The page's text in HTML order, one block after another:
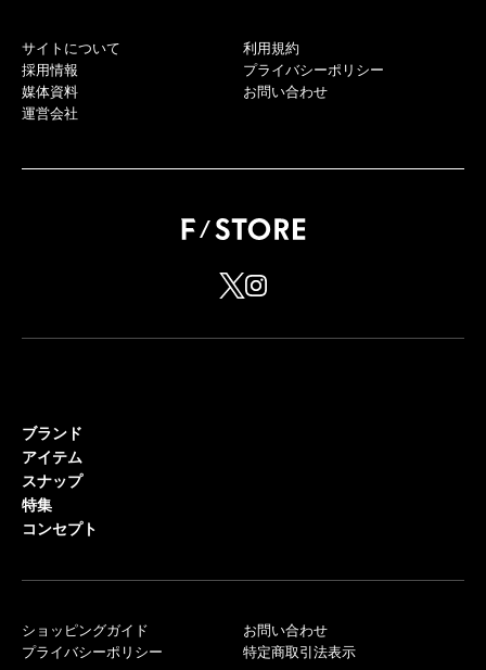
サイトについて
採用情報
媒体資料
運営会社
利用規約
プライバシーポリシー
お問い合わせ
ブランド
アイテム
スナップ
特集
コンセプト
ショッピングガイド
プライバシーポリシー
お問い合わせ
特定商取引法表示